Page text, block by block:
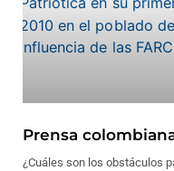
Prensa
¿Cuáles son los obstáculos